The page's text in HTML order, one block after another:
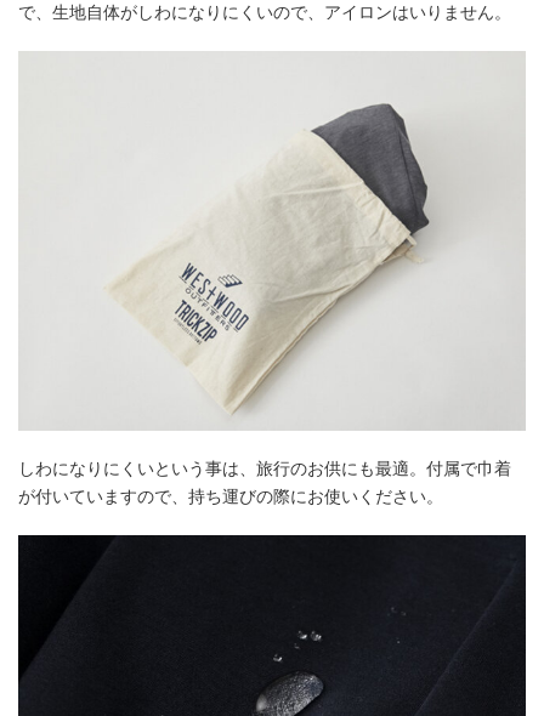
で、生地自体がしわになりにくいので、アイロンはいりません。
しわになりにくいという事は、旅行のお供にも最適。付属で巾着
が付いていますので、持ち運びの際にお使いください。